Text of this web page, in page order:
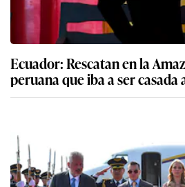
Ecuador: Rescatan en la
peruana que iba a ser casada